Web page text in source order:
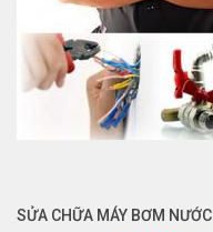
SỬA CHỮA MÁY BƠM NƯỚC